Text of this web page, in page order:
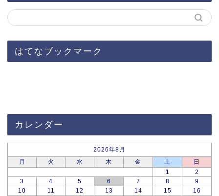
はてなブックマーク
カレンダー
2026年8月
月
火 水 木 金 土
日
1
2
3
4 5 6 7 8
9
10
11 12 13 14 15
16